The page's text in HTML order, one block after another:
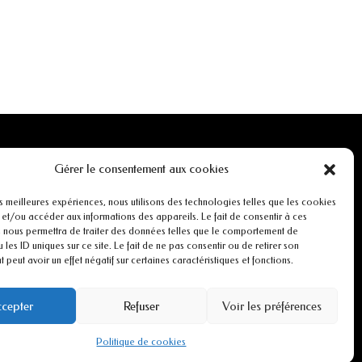
Gérer le consentement aux cookies
meilleures expériences, nous utilisons des technologies telles que les cookies
ou accéder aux informations des appareils. Le fait de consentir à ces
permettra de traiter des données telles que le comportement de
les ID uniques sur ce site. Le fait de ne pas consentir ou de retirer son
peut avoir un effet négatif sur certaines caractéristiques et fonctions.
Refuser Voir les préférences
Politique de cookies
INFORMATIONS
Mentions légales
Conditions générales de ventes
Politiques de cookies